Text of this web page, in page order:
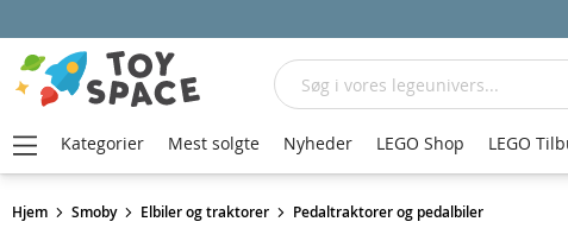
Hjem Smoby Elbiler og traktorer Pedaltraktorer og pedalbiler
Søg
Kategorier Mest solgte Nyheder LEGO Shop LEGO